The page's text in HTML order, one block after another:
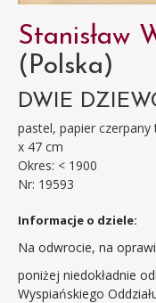
Stanisław
(Polska)
DWIE
pastel, papier
x 47 cm
Okres: < 1900
Nr: 19593
Informacje o dziele:
Na odwrocie, na
poniżej niedokładnie
Wyspiańskiego